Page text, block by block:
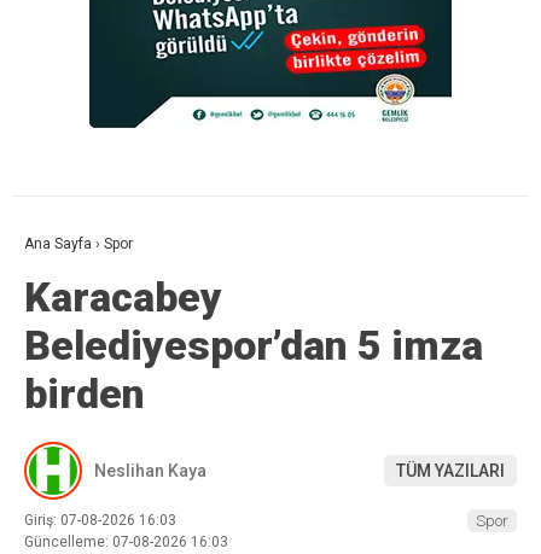
Ana Sayfa › Spor
Karacabey
Belediyespor’dan 5 imza
birden
Neslihan Kaya TÜM YAZILARI
Giriş: 07-08-2026 16:03
Güncelleme: 07-08-2026 16:03
Spor